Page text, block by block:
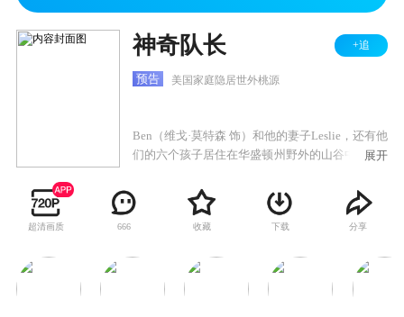
神奇队长 +追
预告 美国家庭隐居世外桃源
Ben（维戈·莫特森 饰）和他的妻子Leslie，还有他
们的六个孩子居住在华盛顿州野外的山谷中。Ben
子的养育之中：在自行设计且高度发达的学术课
程中将他们培养为严谨而有批判性的思考者，像
职业运动员那样训练他们，教导他们不依赖现代
和谐共存的美妙之处。他们创建了一个健康优质
的家庭，而远胜常人的孩子们也用超凡的洞察力
展开
超清画质 666 收藏 下载 分享